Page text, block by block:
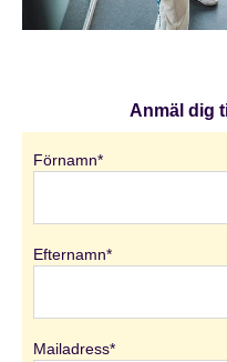
Anmäl dig
Förnamn*
Efternamn*
Mailadress*